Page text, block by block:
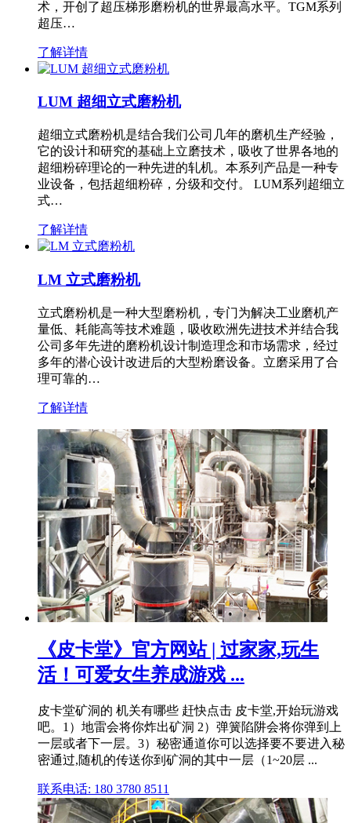
术，开创了超压梯形磨粉机的世界最高水平。TGM系列
超压…
了解详情
LUM 超细立式磨粉机
超细立式磨粉机是结合我们公司几年的磨机生产经验，
它的设计和研究的基础上立磨技术，吸收了世界各地的
超细粉碎理论的一种先进的轧机。本系列产品是一种专
业设备，包括超细粉碎，分级和交付。 LUM系列超细立
式…
了解详情
LM 立式磨粉机
立式磨粉机是一种大型磨粉机，专门为解决工业磨机产
量低、耗能高等技术难题，吸收欧洲先进技术并结合我
公司多年先进的磨粉机设计制造理念和市场需求，经过
多年的潜心设计改进后的大型粉磨设备。立磨采用了合
理可靠的…
了解详情
《皮卡堂》官方网站 | 过家家,玩生
活！可爱女生养成游戏 ...
皮卡堂矿洞的 机关有哪些 赶快点击 皮卡堂,开始玩游戏
吧。1）地雷会将你炸出矿洞 2）弹簧陷阱会将你弹到上
一层或者下一层。3）秘密通道你可以选择要不要进入秘
密通过,随机的传送你到矿洞的其中一层（1~20层 ...
联系电话: 180 3780 8511